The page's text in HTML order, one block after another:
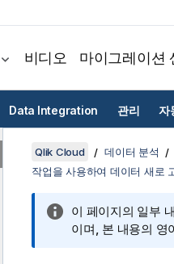
비디오 마이그레이션
Data Integration 관리 자
Qlik Cloud 데이터 분석
작업을 사용하여 데이터 새로
이 페이지의 일부
이며, 본 내용의 영